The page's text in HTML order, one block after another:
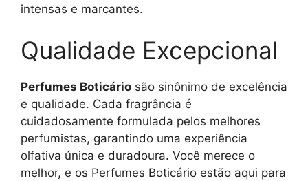
intensas e marcantes.
Qualidade Excepcional
Perfumes Boticário são sinônimo de excelência
e qualidade. Cada fragrância é
cuidadosamente formulada pelos melhores
perfumistas, garantindo uma experiência
olfativa única e duradoura. Você merece o
melhor, e os Perfumes Boticário estão aqui para